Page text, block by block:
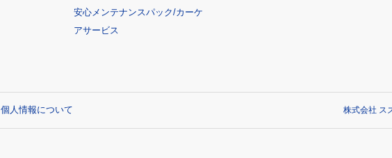
安心メンテナンスパック/カーケ
アサービス
個人情報について 株式会社 ス